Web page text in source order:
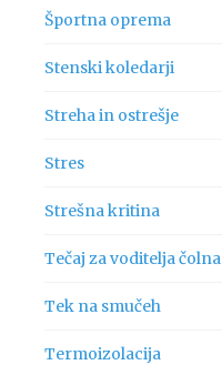
Športna oprema
Stenski koledarji
Streha in ostrešje
Stres
Strešna kritina
Tečaj za voditelja čolna
Tek na smučeh
Termoizolacija